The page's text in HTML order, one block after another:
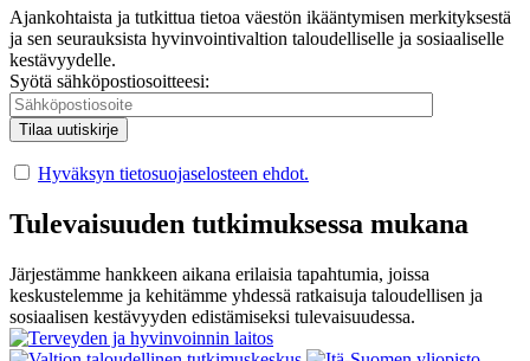
Ajankohtaista ja tutkittua tietoa väestön ikääntymisen merkityksestä
ja sen seurauksista hyvinvointivaltion taloudelliselle ja sosiaaliselle
kestävyydelle.
Syötä sähköpostiosoitteesi:
Hyväksyn tietosuojaselosteen ehdot.
Tulevaisuuden tutkimuksessa mukana
Järjestämme hankkeen aikana erilaisia tapahtumia, joissa
keskustelemme ja kehitämme yhdessä ratkaisuja taloudellisen ja
sosiaalisen kestävyyden edistämiseksi tulevaisuudessa.